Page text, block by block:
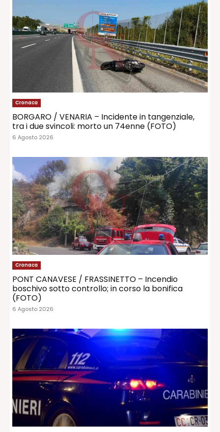
Cronaca
BORGARO / VENARIA – Incidente in tangenziale,
tra i due svincoli: morto un 74enne (FOTO)
6 Agosto 2026
Cronaca
PONT CANAVESE / FRASSINETTO – Incendio
boschivo sotto controllo; in corso la bonifica
(FOTO)
6 Agosto 2026